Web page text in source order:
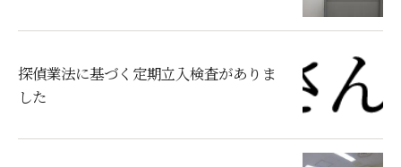
探偵業法に基づく定期立入検査がありま
した